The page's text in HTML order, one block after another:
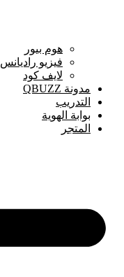
هوم بيور
فيزيو راديانس
لايف كود
مدونة QBUZZ
التدريب
بوابة الهوية
المتجر